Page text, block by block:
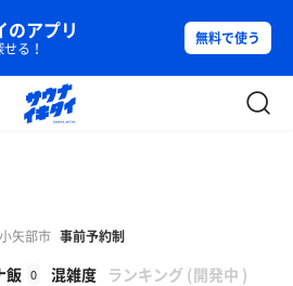
のアプリ
る！
無料で使う
矢部市 事前予約制
飯 0 混雑度
β
ランキング (開発中 )